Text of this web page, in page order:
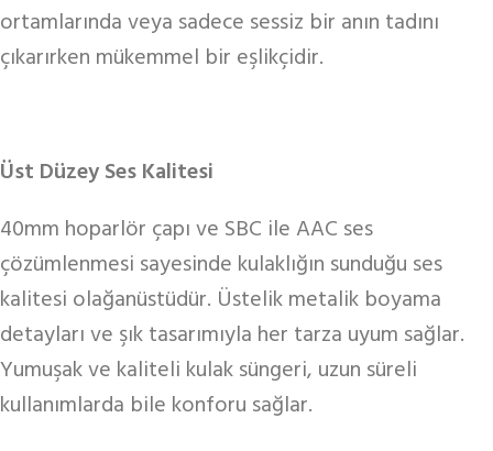
ortamlarında veya sadece sessiz bir anın tadını
çıkarırken mükemmel bir eşlikçidir.
Üst Düzey Ses Kalitesi
40mm hoparlör çapı ve SBC ile AAC ses
çözümlenmesi sayesinde kulaklığın sunduğu ses
kalitesi olağanüstüdür. Üstelik metalik boyama
detayları ve şık tasarımıyla her tarza uyum sağlar.
Yumuşak ve kaliteli kulak süngeri, uzun süreli
kullanımlarda bile konforu sağlar.